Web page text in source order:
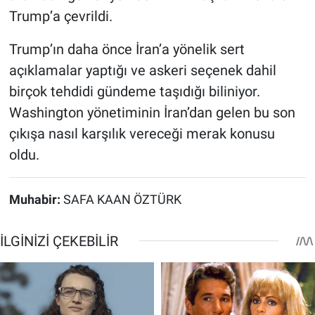
Trump’a çevrildi.
Trump’ın daha önce İran’a yönelik sert
açıklamalar yaptığı ve askeri seçenek dahil
birçok tehdidi gündeme taşıdığı biliniyor.
Washington yönetiminin İran’dan gelen bu son
çıkışa nasıl karşılık vereceği merak konusu
oldu.
Muhabir: SAFA KAAN ÖZTÜRK